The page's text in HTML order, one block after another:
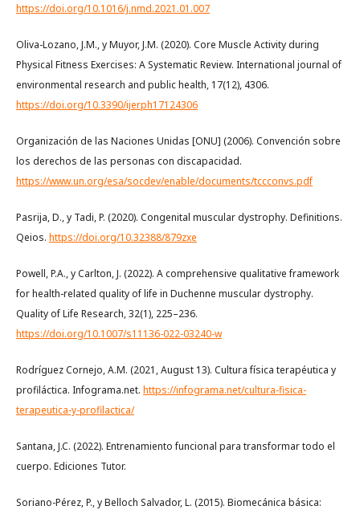
https://doi.org/10.1016/j.nmd.2021.01.007
Oliva-Lozano, J.M., y Muyor, J.M. (2020). Core Muscle Activity during
Physical Fitness Exercises: A Systematic Review. International journal of
environmental research and public health, 17(12), 4306.
https://doi.org/10.3390/ijerph17124306
Organización de las Naciones Unidas [ONU] (2006). Convención sobre
los derechos de las personas con discapacidad.
https://www.un.org/esa/socdev/enable/documents/tccconvs.pdf
Pasrija, D., y Tadi, P. (2020). Congenital muscular dystrophy. Definitions.
Qeios. https://doi.org/10.32388/879zxe
Powell, P.A., y Carlton, J. (2022). A comprehensive qualitative framework
for health-related quality of life in Duchenne muscular dystrophy.
Quality of Life Research, 32(1), 225–236.
https://doi.org/10.1007/s11136-022-03240-w
Rodríguez Cornejo, A.M. (2021, August 13). Cultura física terapéutica y
profiláctica. Infograma.net. https://infograma.net/cultura-fisica-
terapeutica-y-profilactica/
Santana, J.C. (2022). Entrenamiento funcional para transformar todo el
cuerpo. Ediciones Tutor.
Soriano-Pérez, P., y Belloch Salvador, L. (2015). Biomecánica básica: